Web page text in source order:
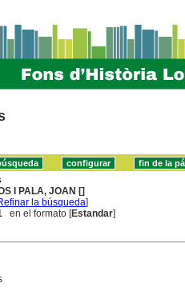
I PALA, JOAN []
la búsqueda]
en el formato [Estandar]